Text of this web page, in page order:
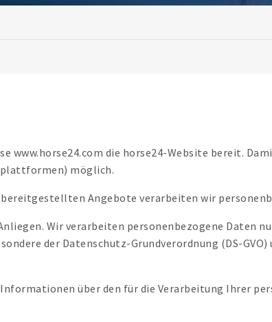
www.horse24.com die horse24-Website bereit.
möglich.
Angebote verarbeiten wir
Wir verarbeiten personenbezogene Daten
der Datenschutz-Grundverordnung (DS-GVO)
über den für die Verarbeitung Ihrer